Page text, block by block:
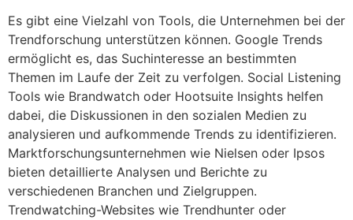
Es gibt eine Vielzahl von Tools, die Unternehmen bei der
Trendforschung unterstützen können. Google Trends
ermöglicht es, das Suchinteresse an bestimmten
Themen im Laufe der Zeit zu verfolgen. Social Listening
Tools wie Brandwatch oder Hootsuite Insights helfen
dabei, die Diskussionen in den sozialen Medien zu
analysieren und aufkommende Trends zu identifizieren.
Marktforschungsunternehmen wie Nielsen oder Ipsos
bieten detaillierte Analysen und Berichte zu
verschiedenen Branchen und Zielgruppen.
Trendwatching-Websites wie Trendhunter oder